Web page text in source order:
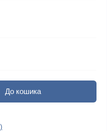
До кошика